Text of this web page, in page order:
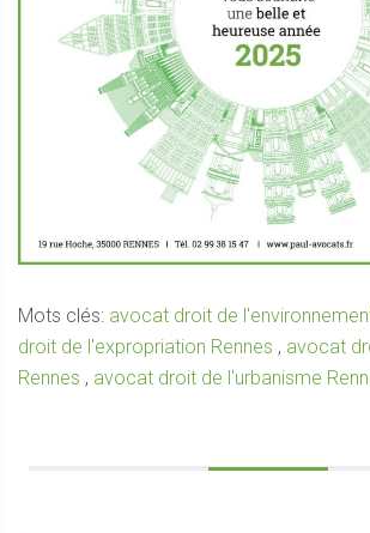
Mots clés: avocat droit de
droit de l'expropriation Rennes , avocat
Rennes , avocat droit de l'urbanisme